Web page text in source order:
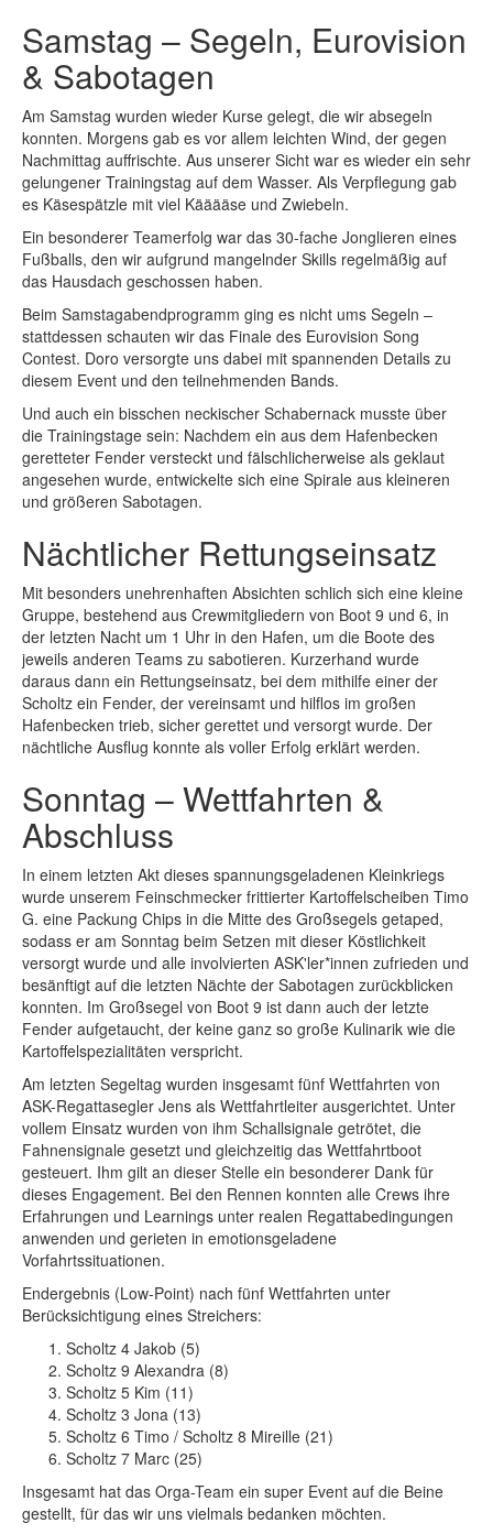
Samstag – Segeln, Eurovision
& Sabotagen
Am Samstag wurden wieder Kurse gelegt, die wir absegeln
konnten. Morgens gab es vor allem leichten Wind, der gegen
Nachmittag auffrischte. Aus unserer Sicht war es wieder ein sehr
gelungener Trainingstag auf dem Wasser. Als Verpflegung gab
es Käsespätzle mit viel Kääääse und Zwiebeln.
Ein besonderer Teamerfolg war das 30-fache Jonglieren eines
Fußballs, den wir aufgrund mangelnder Skills regelmäßig auf
das Hausdach geschossen haben.
Beim Samstagabendprogramm ging es nicht ums Segeln –
stattdessen schauten wir das Finale des Eurovision Song
Contest. Doro versorgte uns dabei mit spannenden Details zu
diesem Event und den teilnehmenden Bands.
Und auch ein bisschen neckischer Schabernack musste über
die Trainingstage sein: Nachdem ein aus dem Hafenbecken
geretteter Fender versteckt und fälschlicherweise als geklaut
angesehen wurde, entwickelte sich eine Spirale aus kleineren
und größeren Sabotagen.
Nächtlicher Rettungseinsatz
Mit besonders unehrenhaften Absichten schlich sich eine kleine
Gruppe, bestehend aus Crewmitgliedern von Boot 9 und 6, in
der letzten Nacht um 1 Uhr in den Hafen, um die Boote des
jeweils anderen Teams zu sabotieren. Kurzerhand wurde
daraus dann ein Rettungseinsatz, bei dem mithilfe einer der
Scholtz ein Fender, der vereinsamt und hilflos im großen
Hafenbecken trieb, sicher gerettet und versorgt wurde. Der
nächtliche Ausflug konnte als voller Erfolg erklärt werden.
Sonntag – Wettfahrten &
Abschluss
In einem letzten Akt dieses spannungsgeladenen Kleinkriegs
wurde unserem Feinschmecker frittierter Kartoffelscheiben Timo
G. eine Packung Chips in die Mitte des Großsegels getaped,
sodass er am Sonntag beim Setzen mit dieser Köstlichkeit
versorgt wurde und alle involvierten ASK'ler*innen zufrieden und
besänftigt auf die letzten Nächte der Sabotagen zurückblicken
konnten. Im Großsegel von Boot 9 ist dann auch der letzte
Fender aufgetaucht, der keine ganz so große Kulinarik wie die
Kartoffelspezialitäten verspricht.
Am letzten Segeltag wurden insgesamt fünf Wettfahrten von
ASK-Regattasegler Jens als Wettfahrtleiter ausgerichtet. Unter
vollem Einsatz wurden von ihm Schallsignale getrötet, die
Fahnensignale gesetzt und gleichzeitig das Wettfahrtboot
gesteuert. Ihm gilt an dieser Stelle ein besonderer Dank für
dieses Engagement. Bei den Rennen konnten alle Crews ihre
Erfahrungen und Learnings unter realen Regattabedingungen
anwenden und gerieten in emotionsgeladene
Vorfahrtssituationen.
Endergebnis (Low-Point) nach fünf Wettfahrten unter
Berücksichtigung eines Streichers:
Scholtz 4 Jakob (5)
Scholtz 9 Alexandra (8)
Scholtz 5 Kim (11)
Scholtz 3 Jona (13)
Scholtz 6 Timo / Scholtz 8 Mireille (21)
Scholtz 7 Marc (25)
Insgesamt hat das Orga-Team ein super Event auf die Beine
gestellt, für das wir uns vielmals bedanken möchten.